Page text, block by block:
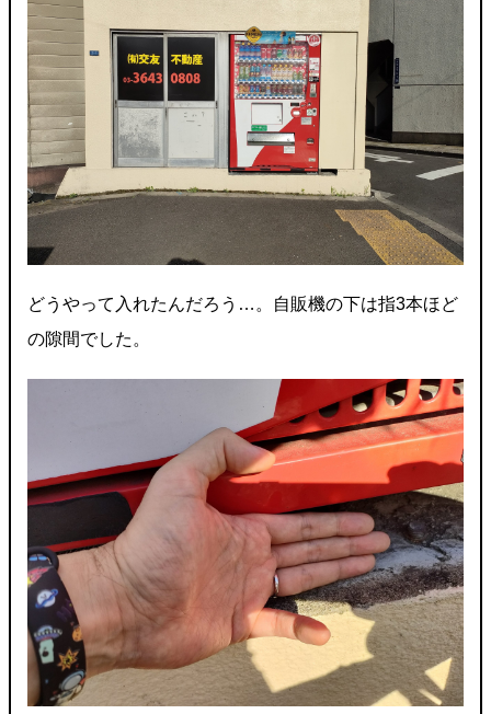
どうやって入れたんだろう…。自販機の下は指3本ほど
の隙間でした。